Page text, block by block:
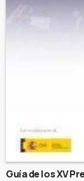
Guía de los XV